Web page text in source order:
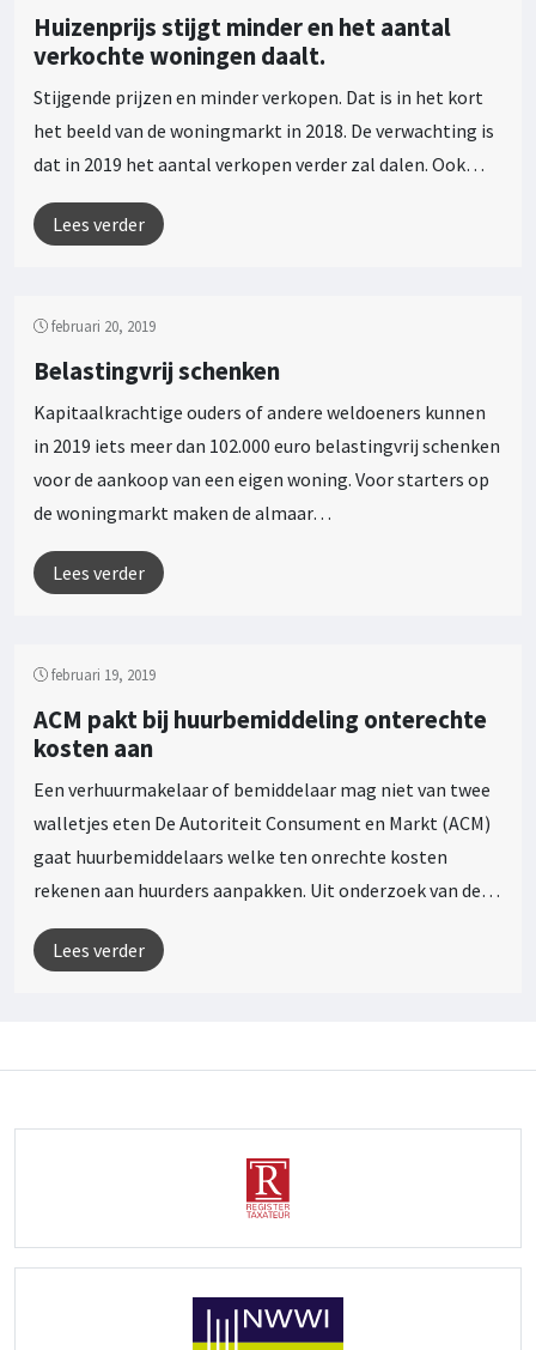
Huizenprijs stijgt minder en het aantal
verkochte woningen daalt.
Stijgende prijzen en minder verkopen. Dat is in het kort
het beeld van de woningmarkt in 2018. De verwachting is
dat in 2019 het aantal verkopen verder zal dalen. Ook…
Lees verder
februari 20, 2019
Belastingvrij schenken
Kapitaalkrachtige ouders of andere weldoeners kunnen
in 2019 iets meer dan 102.000 euro belastingvrij schenken
voor de aankoop van een eigen woning. Voor starters op
de woningmarkt maken de almaar…
Lees verder
februari 19, 2019
ACM pakt bij huurbemiddeling onterechte
kosten aan
Een verhuurmakelaar of bemiddelaar mag niet van twee
walletjes eten De Autoriteit Consument en Markt (ACM)
gaat huurbemiddelaars welke ten onrechte kosten
rekenen aan huurders aanpakken. Uit onderzoek van de…
Lees verder